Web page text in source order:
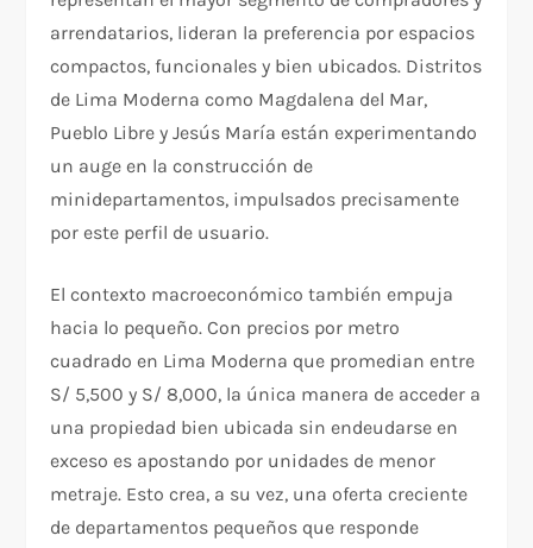
arrendatarios, lideran la preferencia por espacios
compactos, funcionales y bien ubicados. Distritos
de Lima Moderna como Magdalena del Mar,
Pueblo Libre y Jesús María están experimentando
un auge en la construcción de
minidepartamentos, impulsados precisamente
por este perfil de usuario.
El contexto macroeconómico también empuja
hacia lo pequeño. Con precios por metro
cuadrado en Lima Moderna que promedian entre
S/ 5,500 y S/ 8,000, la única manera de acceder a
una propiedad bien ubicada sin endeudarse en
exceso es apostando por unidades de menor
metraje. Esto crea, a su vez, una oferta creciente
de departamentos pequeños que responde